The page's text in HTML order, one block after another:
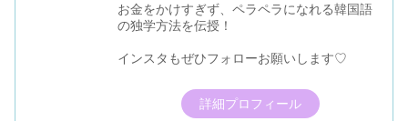
お金をかけすぎず、ペラペラになれる韓国語
の独学方法を伝授！
インスタもぜひフォローお願いします♡
詳細プロフィール